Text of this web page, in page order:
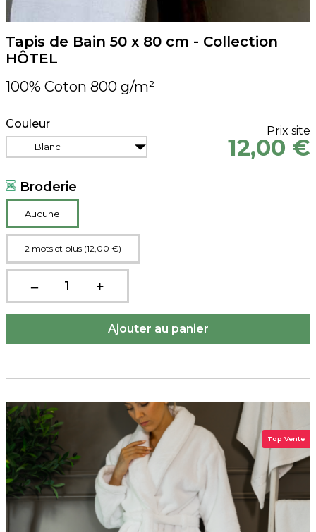
Tapis de Bain 50 x 80 cm - Collection
HÔTEL
100% Coton 800 g/m²
Couleur
Blanc
Broderie
Aucune
2 mots et plus (12,00 €)
Prix site
12,00 €
Top Vente